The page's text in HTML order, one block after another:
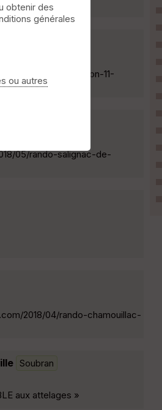
05/rando-boisredon-11-
05/rando-salignac-de-
2018/04/rando-chamouillac-
Soubran
aux attelages »
obtenir des
générales
ou autres